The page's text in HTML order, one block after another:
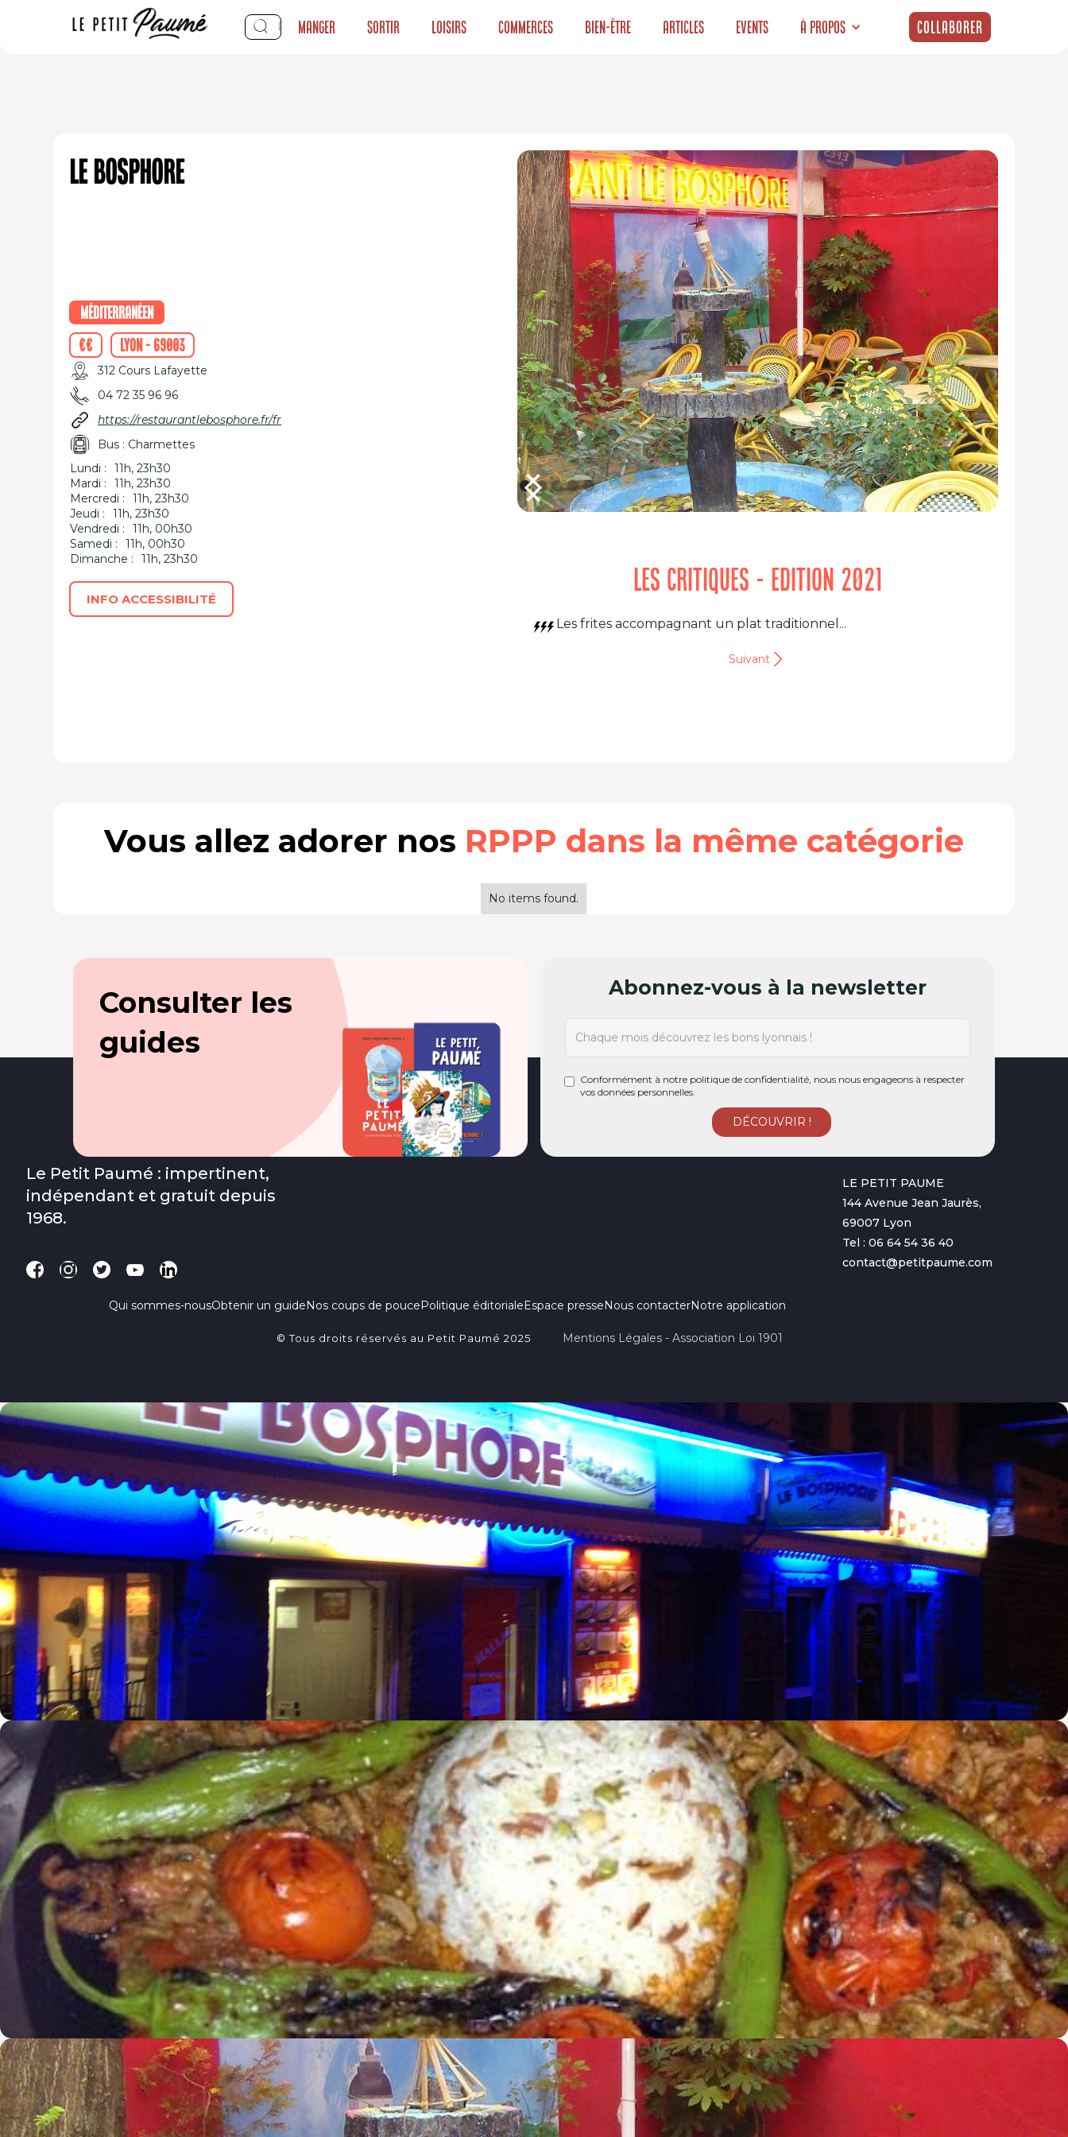
Manger Sortir Loisirs Commerces Bien-être Articles Events À propos Collaborer
Le Bosphore
Méditerranéen
€€
Lyon - 69003
312 Cours Lafayette
04 72 35 96 96
https://restaurantlebosphore.fr/fr
Bus : Charmettes
Lundi :
11h, 23h30
Mardi :
11h, 23h30
Mercredi :
11h, 23h30
Jeudi :
11h, 23h30
Vendredi :
11h, 00h30
Samedi :
11h, 00h30
Dimanche :
11h, 23h30
INFO ACCESSIBILITÉ
LES CRITIQUES - EDITION 2021
Les frites accompagnant un plat traditionnel...
Suivant
Vous allez adorer nos RPPP dans la même catégorie
No items found.
Consulter les
guides
Abonnez-vous à la newsletter
Conformément à notre politique de confidentialité, nous nous engageons à respecter
vos données personnelles.
Le Petit Paumé : impertinent,
indépendant et gratuit depuis
1968.
Qui sommes-nousObtenir un guideNos coups de poucePolitique éditorialeEspace presseNous contacterNotre application
LE PETIT PAUME
144 Avenue Jean Jaurès,
69007 Lyon
Tel : 06 64 54 36 40
contact@petitpaume.com
© Tous droits réservés au Petit Paumé 2025 Mentions Légales - Association Loi 1901